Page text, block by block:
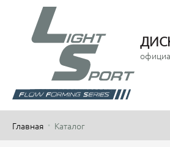
Главная Каталог